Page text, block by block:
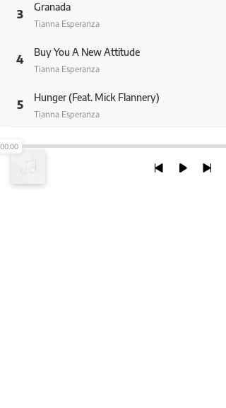
3
Granada
Tianna Esperanza
4
Buy You A New Attitude
Tianna Esperanza
5
Hunger (Feat. Mick Flannery)
Tianna Esperanza
6
Pick A Stone (Feat. Rachael Yamagata)
00:00